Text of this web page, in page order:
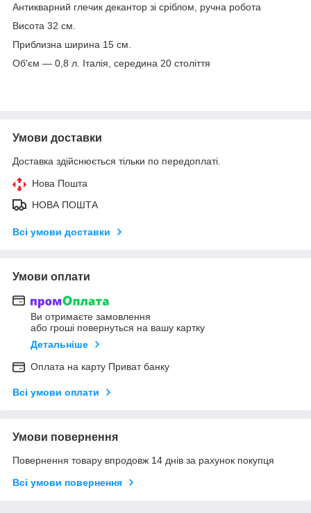
Антикварний глечик декантор зі сріблом, ручна робота
Висота 32 см.
Приблизна ширина 15 см.
Об'єм — 0,8 л. Італія, середина 20 століття
Умови доставки
Доставка здійснюється тільки по передоплаті.
Нова Пошта
НОВА ПОШТА
Всі умови доставки
Умови оплати
Ви отримаєте замовлення
або гроші повернуться на вашу картку
Детальніше
Оплата на карту Приват банку
Всі умови оплати
Умови повернення
Повернення товару впродовж 14 днів за рахунок покупця
Всі умови повернення